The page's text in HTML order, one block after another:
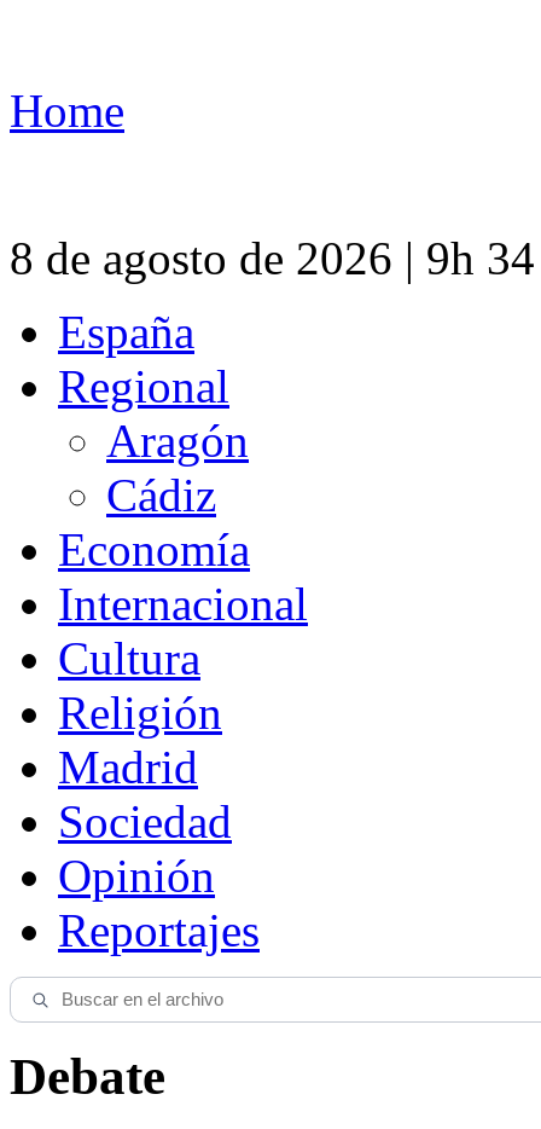
Home
8 de agosto de 2026 | 9h
España
Regional
Aragón
Cádiz
Economía
Internacional
Cultura
Religión
Madrid
Sociedad
Opinión
Reportajes
Debate